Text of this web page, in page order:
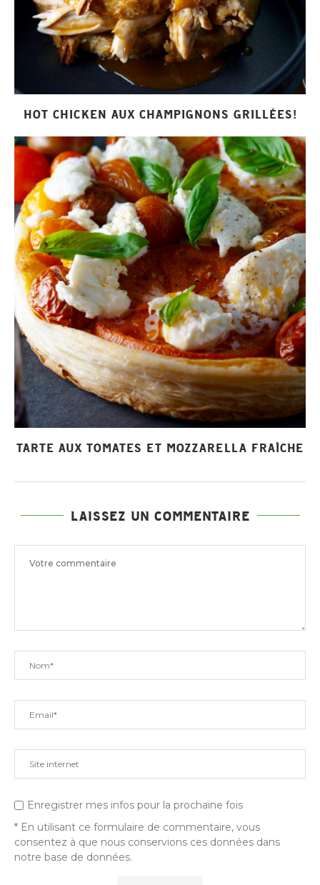
HOT CHICKEN AUX CHAMPIGNONS GRILLÉES!
TARTE AUX TOMATES ET MOZZARELLA FRAÎCHE
LAISSEZ UN COMMENTAIRE
Enregistrer mes infos pour la prochaine fois
* En utilisant ce formulaire de commentaire, vous
consentez à que nous conservions ces données dans
notre base de données.